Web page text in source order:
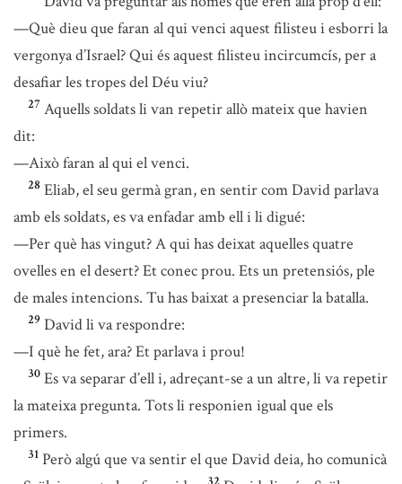
—Què dieu que faran al qui venci aquest filisteu i esborri la
vergonya d’Israel? Qui és aquest filisteu incircumcís, per a
desafiar les tropes del Déu viu?
27 Aquells soldats li van repetir allò mateix que havien
dit:
—Això faran al qui el venci.
28 Eliab, el seu germà gran, en sentir com David parlava
amb els soldats, es va enfadar amb ell i li digué:
—Per què has vingut? A qui has deixat aquelles quatre
ovelles en el desert? Et conec prou. Ets un pretensiós, ple
de males intencions. Tu has baixat a presenciar la batalla.
29 David li va respondre:
—I què he fet, ara? Et parlava i prou!
30 Es va separar d’ell i, adreçant-se a un altre, li va repetir
la mateixa pregunta. Tots li responien igual que els
primers.
31 Però algú que va sentir el que David deia, ho comunicà